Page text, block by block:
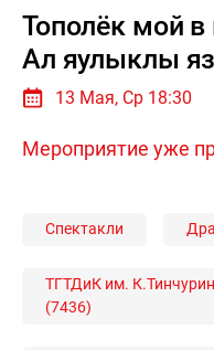
Тополёк мой
Ал яулыклы
13 Мая, Ср 18:30
Мероприятие уже
Спектакли
ТГТДиК им.
(7436)